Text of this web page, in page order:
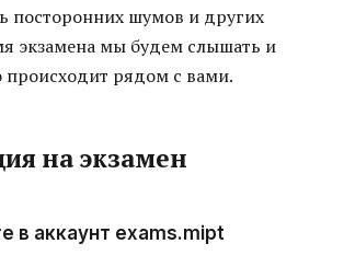
посторонних шумов и других
экзамена мы будем слышать и
происходит рядом с вами.
на экзамен
в аккаунт exams.mipt